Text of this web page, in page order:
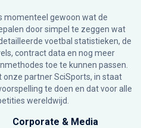
momenteel gewoon wat de
door simpel te zeggen wat
voetbal statistieken, de
contract data en nog meer
toe te kunnen passen.
partner SciSports, in staat
te doen en dat voor alle
wereldwijd.
Corporate & Media